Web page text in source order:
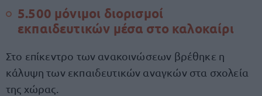
5.500 μόνιμοι διορισμοί
εκπαιδευτικών μέσα στο καλοκαίρι
Στο επίκεντρο των ανακοινώσεων βρέθηκε η
κάλυψη των εκπαιδευτικών αναγκών στα σχολεία
της χώρας.